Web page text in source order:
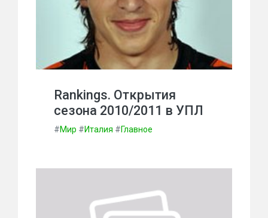
Rankings. Открытия
сезона 2010/2011 в УПЛ
#Мир #Италия #Главное